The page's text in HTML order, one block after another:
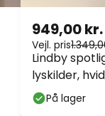
Lindby
lyskilder,
949,00 kr.
Vejl. pris
På lager